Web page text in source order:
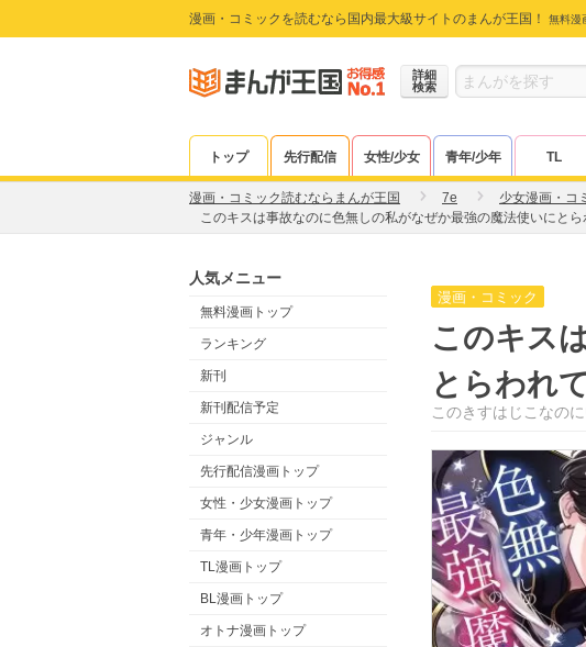
漫画・コミックを読むなら国内最大級サイトのまんが王国！ 無料漫
詳細
検索
トップ 先行配信 女性/少女 青年/少年 TL
漫画・コミック読むならまんが王国 7e 少女漫画・コ
このキスは事故なのに色無しの私がなぜか最強の魔法使いにと
人気メニュー
無料漫画トップ
ランキング
新刊
新刊配信予定
ジャンル
先行配信漫画トップ
女性・少女漫画トップ
青年・少年漫画トップ
TL漫画トップ
BL漫画トップ
オトナ漫画トップ
漫画・コミック
このキス
とらわれ
このきすはじこなの